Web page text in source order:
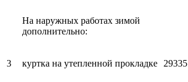
На наружных работах зимой
дополнительно:
3 куртка на утепленной прокладке 29335